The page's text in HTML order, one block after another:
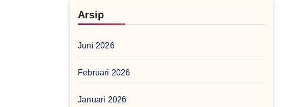
Arsip
Juni 2026
Februari 2026
Januari 2026